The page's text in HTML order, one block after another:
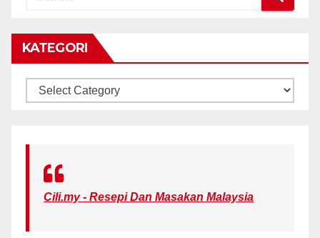
KATEGORI
KATEGORI
Cili.my - Resepi Dan Masakan Malaysia